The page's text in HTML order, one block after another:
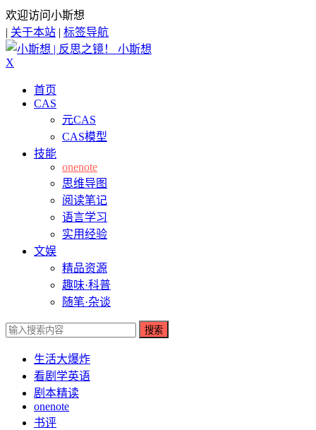
欢迎访问小斯想
| 关于本站 | 标签导航
小斯想
X
首页
CAS
元CAS
CAS模型
技能
onenote
思维导图
阅读笔记
语言学习
实用经验
文娱
精品资源
趣味·科普
随笔·杂谈
搜索
生活大爆炸
看剧学英语
剧本精读
onenote
书评